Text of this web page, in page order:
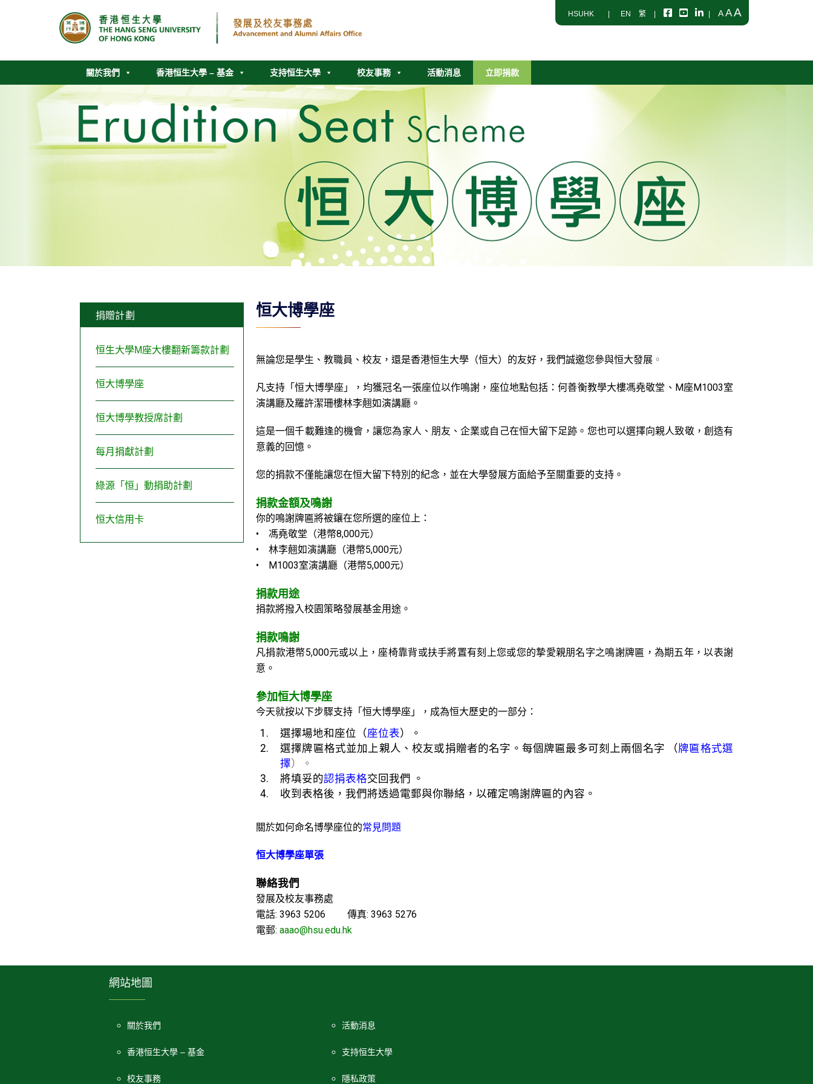
HSUHK EN 繁 AAA
關於我們 香港恒生大學 – 基金 支持恒生大學 校友事務 活動消息 立即捐款
捐贈計劃
恒生大學M座大樓翻新籌款計劃
恒大博學座
恒大博學教授席計劃
每月捐獻計劃
綠源「恒」動捐助計劃
恒大信用卡
恒大博學座
無論您是學生、教職員、校友，還是香港恒生大學（恒大）的友好，我們誠邀您參與恒大發展 。
凡支持「恒大博學座」，均獲冠名一張座位以作鳴謝，座位地點包括：何善衡教學大樓馮堯敬堂、M座M1003室
演講廳及羅許潔珊樓林李翹如演講廳。
這是一個千載難逢的機會，讓您為家人、朋友、企業或自己在恒大留下足跡。您也可以選擇向親人致敬，創造有
意義的回憶。
您的捐款不僅能讓您在恒大留下特別的紀念，並在大學發展方面給予至關重要的支持。
捐款金額及鳴謝
你的鳴謝牌匾將被鑲在您所選的座位上：
• 馮堯敬堂（港幣8,000元）
• 林李翹如演講廳（港幣5,000元）
• M1003室演講廳（港幣5,000元）
捐款用途
捐款將撥入校園策略發展基金用途。
捐款鳴謝
凡捐款港幣5,000元或以上，座椅靠背或扶手將置有刻上您或您的摯愛親朋名字之鳴謝牌匾，為期五年，以表謝
意。
參加恒大博學座
今天就按以下步驟支持「恒大博學座」，成為恒大歷史的一部分：
選擇場地和座位（座位表）。
選擇牌匾格式並加上親人、校友或捐贈者的名字。每個牌匾最多可刻上兩個名字 （牌匾格式選
擇）。
將填妥的認捐表格交回我們 。
收到表格後，我們將透過電郵與你聯絡，以確定鳴謝牌匾的內容。
關於如何命名博學座位的常見問題
恒大博學座單張
聯絡我們
發展及校友事務處
電話: 3963 5206 傳真: 3963 5276
電郵: aaao@hsu.edu.hk
網站地圖
關於我們 活動消息
香港恒生大學 – 基金 支持恒生大學
校友事務 隱私政策